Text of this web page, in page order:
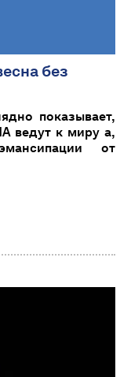
без
показывает,
ведут к миру а,
от